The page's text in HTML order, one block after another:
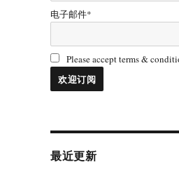
电子邮件*
Please accept terms &
最近更新